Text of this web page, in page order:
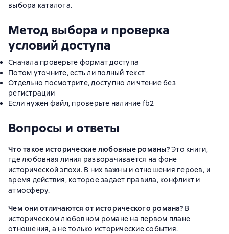
выбора каталога.
Метод выбора и проверка
условий доступа
Сначала проверьте формат доступа
Потом уточните, есть ли полный текст
Отдельно посмотрите, доступно ли чтение без
регистрации
Если нужен файл, проверьте наличие fb2
Вопросы и ответы
Что такое исторические любовные романы?Это книги,
где любовная линия разворачивается на фоне
исторической эпохи. В них важны и отношения героев, и
время действия, которое задает правила, конфликт и
атмосферу.
Чем они отличаются от исторического романа?В
историческом любовном романе на первом плане
отношения, а не только исторические события.